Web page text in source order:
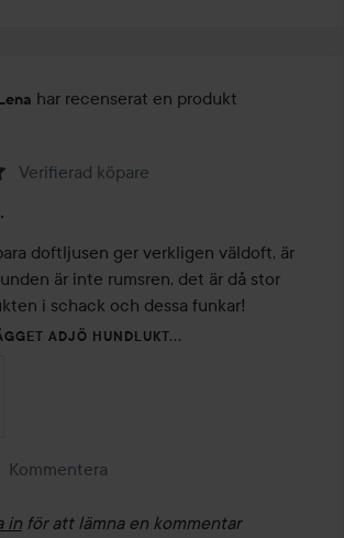
har recenserat en produkt
skapades 3 år
Verifierad köpare
doftljusen ger verkligen väldoft, är
är inte rumsren, det är då stor
i schack och dessa funkar!
ADJÖ HUNDLUKT...
Kommentera
in för att lämna en kommentar